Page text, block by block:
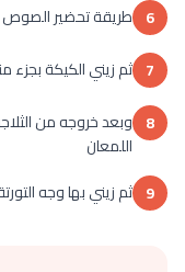
6 طريقة تحضير الصوص
7 ثم زيني الكيكة بجزء
8 وبعد خروجه من
اللمعان
9 ثم زيني بها وجه